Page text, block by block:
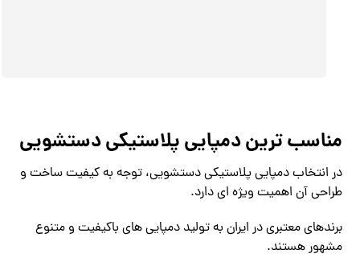
مناسب ترین دمپایی پلاستیکی دستشویی
در انتخاب دمپایی پلاستیکی دستشویی، توجه به کیفیت ساخت و
طراحی آن اهمیت ویژه ای دارد.
برندهای معتبری در ایران به تولید دمپایی های باکیفیت و متنوع
مشهور هستند.